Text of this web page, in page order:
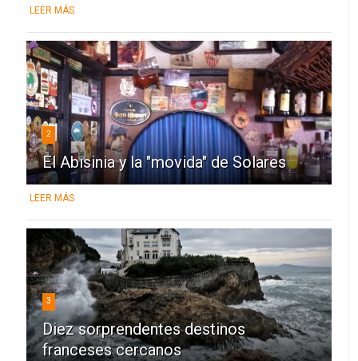
LEER MÁS
2
El Abisinia y la "movida" de Solares
LEER MÁS
3
Diez sorprendentes destinos
franceses cercanos